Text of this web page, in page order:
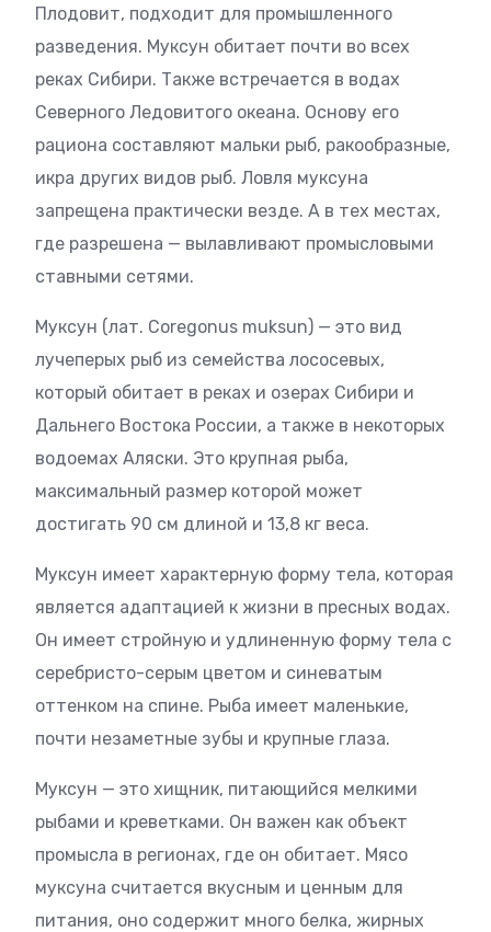
Плодовит, подходит для промышленного
разведения. Муксун обитает почти во всех
реках Сибири. Также встречается в водах
Северного Ледовитого океана. Основу его
рациона составляют мальки рыб, ракообразные,
икра других видов рыб. Ловля муксуна
запрещена практически везде. А в тех местах,
где разрешена — вылавливают промысловыми
ставными сетями.
Муксун (лат. Coregonus muksun) — это вид
лучеперых рыб из семейства лососевых,
который обитает в реках и озерах Сибири и
Дальнего Востока России, а также в некоторых
водоемах Аляски. Это крупная рыба,
максимальный размер которой может
достигать 90 см длиной и 13,8 кг веса.
Муксун имеет характерную форму тела, которая
является адаптацией к жизни в пресных водах.
Он имеет стройную и удлиненную форму тела с
серебристо-серым цветом и синеватым
оттенком на спине. Рыба имеет маленькие,
почти незаметные зубы и крупные глаза.
Муксун — это хищник, питающийся мелкими
рыбами и креветками. Он важен как объект
промысла в регионах, где он обитает. Мясо
муксуна считается вкусным и ценным для
питания, оно содержит много белка, жирных